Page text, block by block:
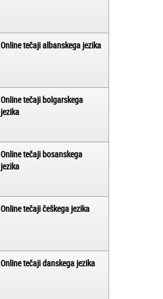
Online tečaji albanskega jezika
Online tečaji bolgarskega
jezika
Online tečaji bosanskega
jezika
Online tečaji češkega jezika
Online tečaji danskega jezika